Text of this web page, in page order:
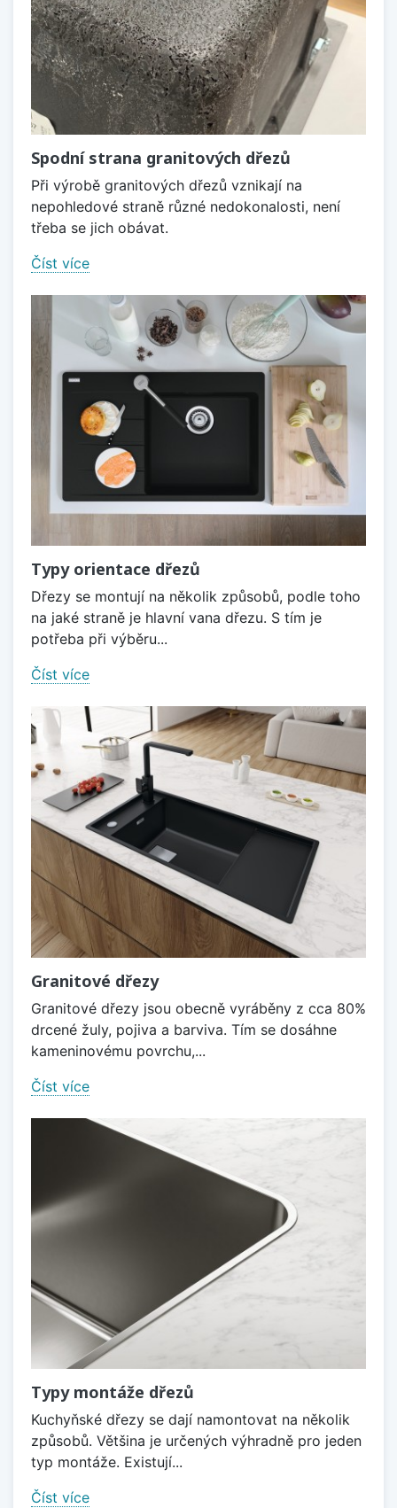
Spodní strana granitových dřezů
Při výrobě granitových dřezů vznikají na
nepohledové straně různé nedokonalosti, není
třeba se jich obávat.
Číst více
Typy orientace dřezů
Dřezy se montují na několik způsobů, podle toho
na jaké straně je hlavní vana dřezu. S tím je
potřeba při výběru...
Číst více
Granitové dřezy
Granitové dřezy jsou obecně vyráběny z cca 80%
drcené žuly, pojiva a barviva. Tím se dosáhne
kameninovému povrchu,...
Číst více
Typy montáže dřezů
Kuchyňské dřezy se dají namontovat na několik
způsobů. Většina je určených výhradně pro jeden
typ montáže. Existují...
Číst více